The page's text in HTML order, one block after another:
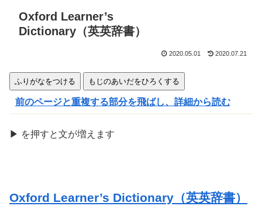
げを
スム
きま
Oxford Learner’s
Dictionary（英英辞書）
2020.05.01 2020.07.21
ふりがなをつける もじのあいだをひろくする
前のページと重複する部分を飛ばし、詳細から読む
▶ を押すと文が増 えます
Oxford Learner’s Dictionary（英英辞書）